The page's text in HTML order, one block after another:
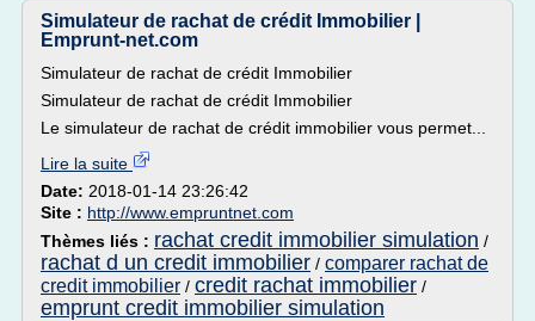
Simulateur de rachat de crédit Immobilier |
Emprunt-net.com
Simulateur de rachat de crédit Immobilier
Simulateur de rachat de crédit Immobilier
Le simulateur de rachat de crédit immobilier vous permet...
Lire la suite
Date: 2018-01-14 23:26:42
Site : http://www.empruntnet.com
Thèmes liés : rachat credit immobilier simulation /
rachat d un credit immobilier / comparer rachat de
credit immobilier / credit rachat immobilier /
emprunt credit immobilier simulation